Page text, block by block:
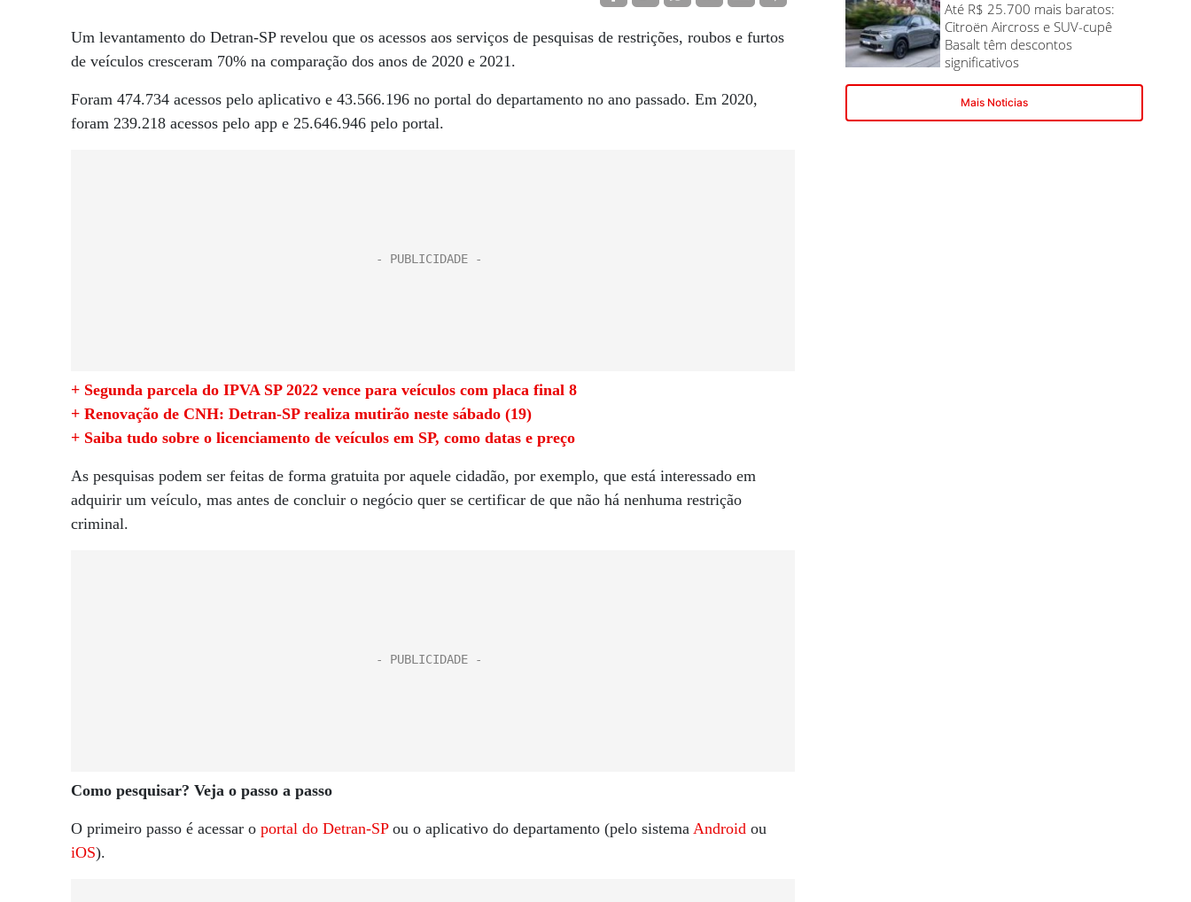
Um levantamento do Detran-SP revelou que os acessos aos serviços de pesquisas de restrições, roubos e furtos
de veículos cresceram 70% na comparação dos anos de 2020 e 2021.
Foram 474.734 acessos pelo aplicativo e 43.566.196 no portal do departamento no ano passado. Em 2020,
foram 239.218 acessos pelo app e 25.646.946 pelo portal.
+ Segunda parcela do IPVA SP 2022 vence para veículos com placa final 8
+ Renovação de CNH: Detran-SP realiza mutirão neste sábado (19)
+ Saiba tudo sobre o licenciamento de veículos em SP, como datas e preço
As pesquisas podem ser feitas de forma gratuita por aquele cidadão, por exemplo, que está interessado em
adquirir um veículo, mas antes de concluir o negócio quer se certificar de que não há nenhuma restrição
criminal.
Como pesquisar? Veja o passo a passo
O primeiro passo é acessar o portal do Detran-SPou o aplicativo do departamento (pelo sistema Android ou
iOS).